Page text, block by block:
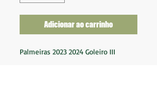
Adicionar ao carrinho
Palmeiras 2023 2024 Goleiro III